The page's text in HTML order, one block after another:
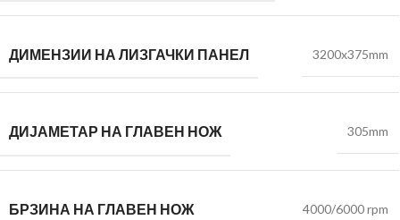
ДИМЕНЗИИ НА ЛИЗГАЧКИ ПАНЕЛ 3200x375mm
ДИЈАМЕТАР НА ГЛАВЕН НОЖ 305mm
БРЗИНА НА ГЛАВЕН НОЖ 4000/6000 rpm